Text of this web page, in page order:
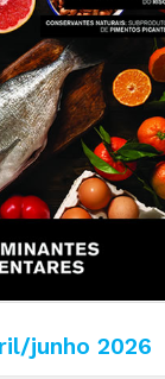
junho 2026